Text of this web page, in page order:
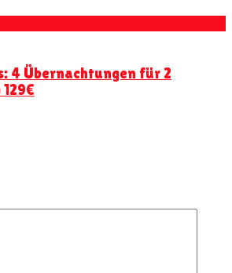
4 Übernachtungen für 2